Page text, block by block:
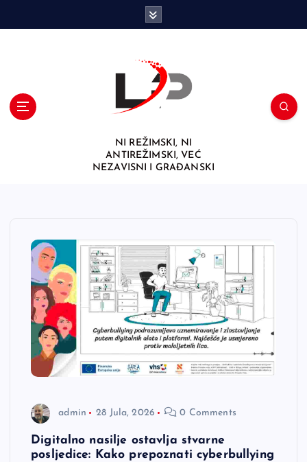
NI REŽIMSKI, NI
ANTIREŽIMSKI, VEĆ
NEZAVISNI I GRAĐANSKI
admin 28 Jula, 2026 0 Comments
Digitalno nasilje ostavlja stvarne
posljedice: Kako prepoznati cyberbullying